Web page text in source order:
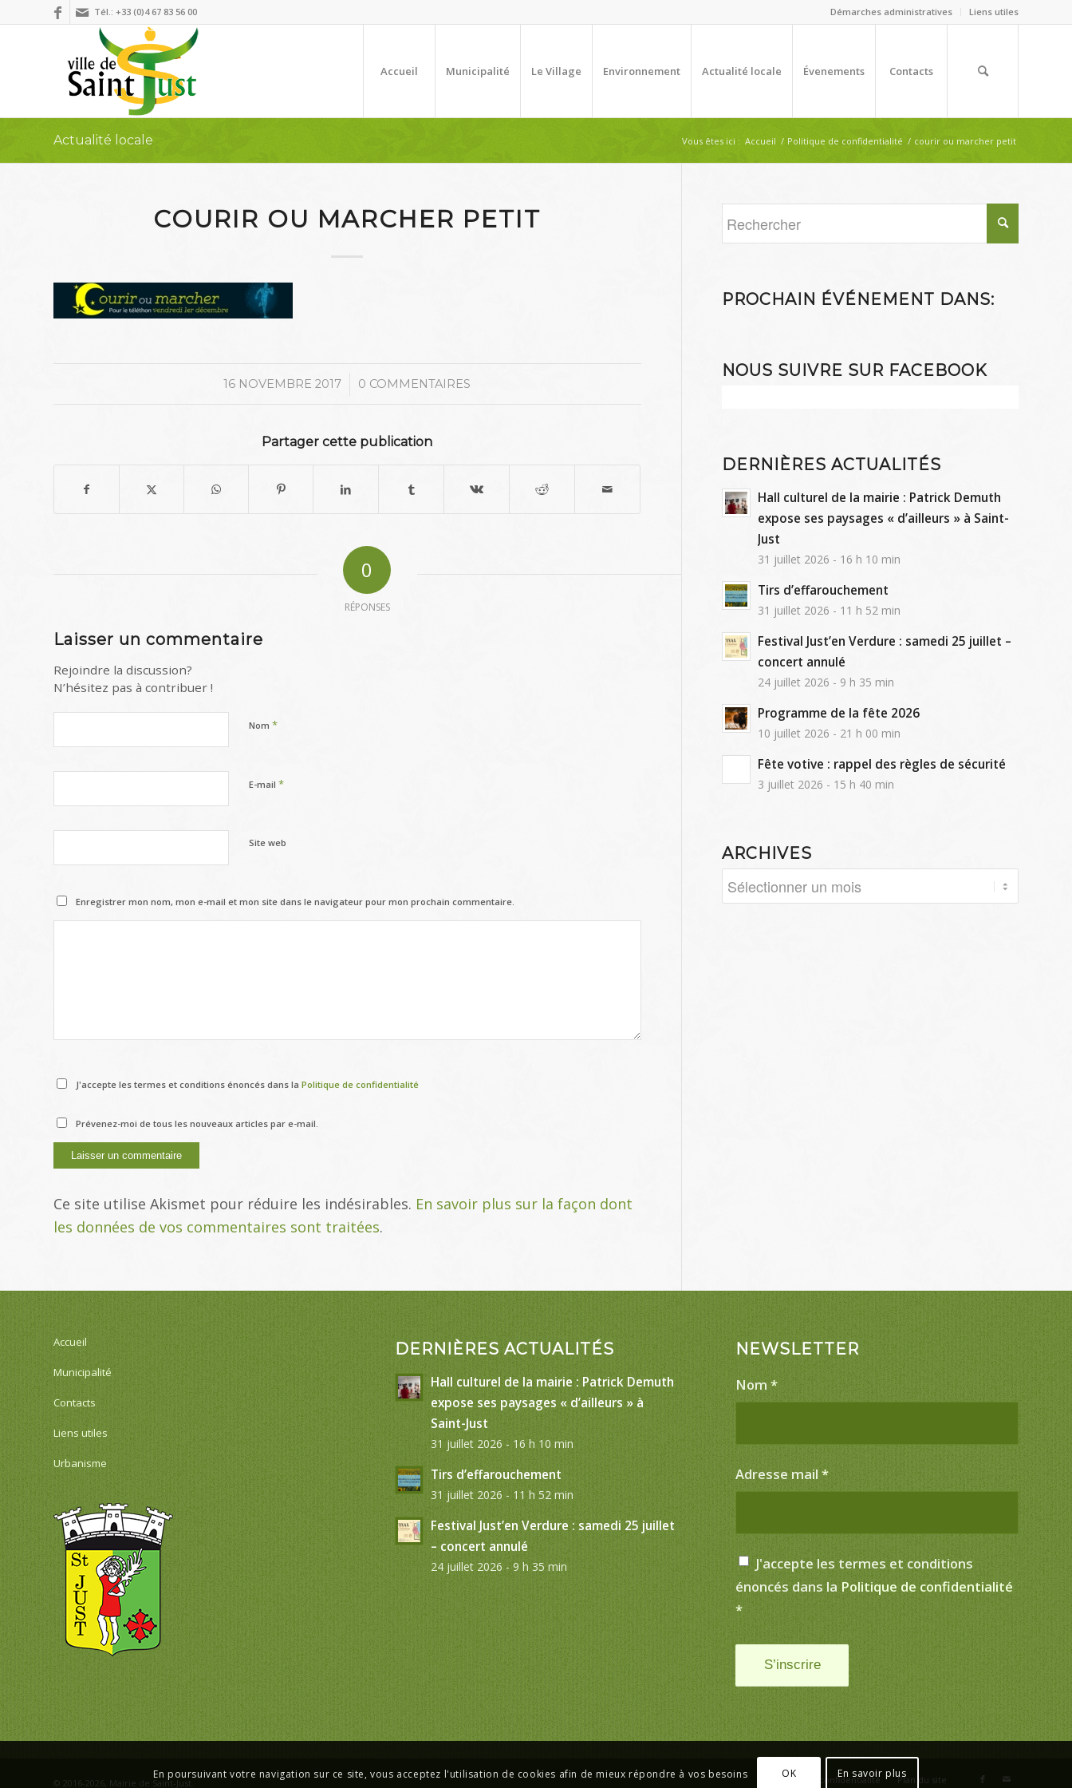
Démarches administratives Liens utiles
Tél.: +33 (0)4 67 83 56 00
Accueil Municipalité Le Village Environnement Actualité locale Évenements Contacts
Actualité locale Vous êtes ici : Accueil / Politique de confidentialité / courir ou marcher petit
COURIR OU MARCHER PETIT
16 NOVEMBRE 2017
/ 0 COMMENTAIRES
Partager cette publication
0
RÉPONSES
Laisser un commentaire
Rejoindre la discussion?
N’hésitez pas à contribuer !
Nom *
E-mail *
Site web
Enregistrer mon nom, mon e-mail et mon site dans le navigateur pour mon prochain commentaire.
J'accepte les termes et conditions énoncés dans la Politique de confidentialité
Prévenez-moi de tous les nouveaux articles par e-mail.
Ce site utilise Akismet pour réduire les indésirables. En savoir plus sur la façon dont
les données de vos commentaires sont traitées.
PROCHAIN ÉVÉNEMENT DANS:
NOUS SUIVRE SUR FACEBOOK
DERNIÈRES ACTUALITÉS
Hall culturel de la mairie : Patrick Demuth
expose ses paysages « d’ailleurs » à Saint-
Just
31 juillet 2026 - 16 h 10 min
Tirs d’effarouchement
31 juillet 2026 - 11 h 52 min
Festival Just’en Verdure : samedi 25 juillet –
concert annulé
24 juillet 2026 - 9 h 35 min
Programme de la fête 2026
10 juillet 2026 - 21 h 00 min
Fête votive : rappel des règles de sécurité
3 juillet 2026 - 15 h 40 min
ARCHIVES
Accueil
Municipalité
Contacts
Liens utiles
Urbanisme
DERNIÈRES ACTUALITÉS
Hall culturel de la mairie : Patrick Demuth
expose ses paysages « d’ailleurs » à
Saint-Just
31 juillet 2026 - 16 h 10 min
Tirs d’effarouchement
31 juillet 2026 - 11 h 52 min
Festival Just’en Verdure : samedi 25 juillet
– concert annulé
24 juillet 2026 - 9 h 35 min
NEWSLETTER
Nom*
Adresse mail*
J'accepte les termes et conditions
énoncés dans la Politique de confidentialité
*
© 2016-2026, Mairie de Saint-Just Politique de confidentialité Plan du site
En poursuivant votre navigation sur ce site, vous acceptez l'utilisation de cookies afin de mieux répondre à vos besoins OK En savoir plus